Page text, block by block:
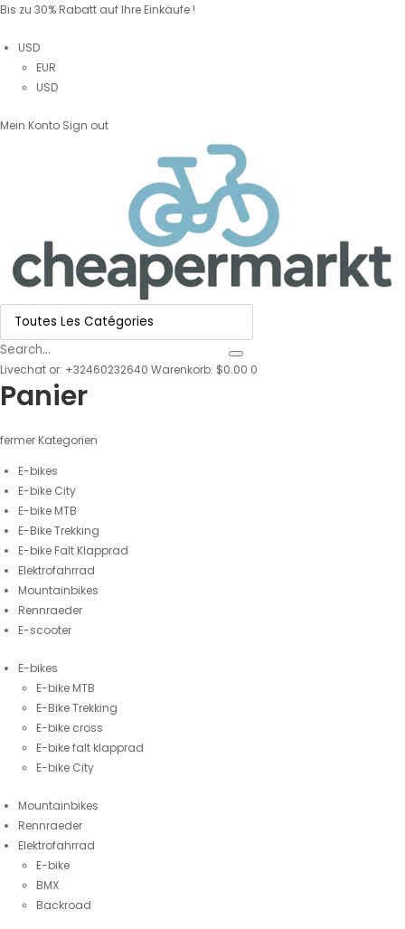
Bis zu 30% Rabatt auf Ihre Einkäufe !
USD
EUR
USD
Mein Konto Sign out
Livechat or: +32460232640 Warenkorb: $0.00 0
Panier
fermer Kategorien
E-bikes
E-bike City
E-bike MTB
E-Bike Trekking
E-bike Falt Klapprad
Elektrofahrrad
Mountainbikes
Rennraeder
E-scooter
E-bikes
E-bike MTB
E-Bike Trekking
E-bike cross
E-bike falt klapprad
E-bike City
Mountainbikes
Rennraeder
Elektrofahrrad
E-bike
BMX
Backroad